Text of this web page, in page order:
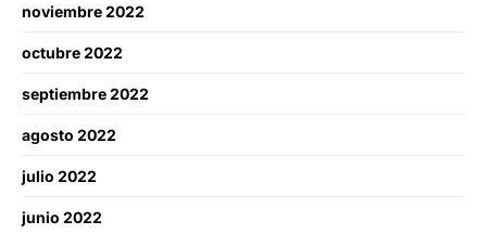
noviembre 2022
octubre 2022
septiembre 2022
agosto 2022
julio 2022
junio 2022